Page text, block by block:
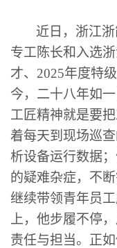
近日，浙江
专工陈长和入选
才、2025年度特
今，二十八年如
工匠精神就是要
着每天到现场巡
析设备运行数据
的疑难杂症，不
继续带领青年员
上，他步履不停
责任与担当。正